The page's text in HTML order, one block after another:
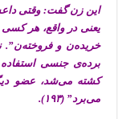
این زن گفت: وقتی
یعنی در واقع، هر کسی
خریده‌ن و فروخته‌ن”.
برده‌ی جنسی
کشته می‌شد، عضو
می‌برد” (۱۹۳).